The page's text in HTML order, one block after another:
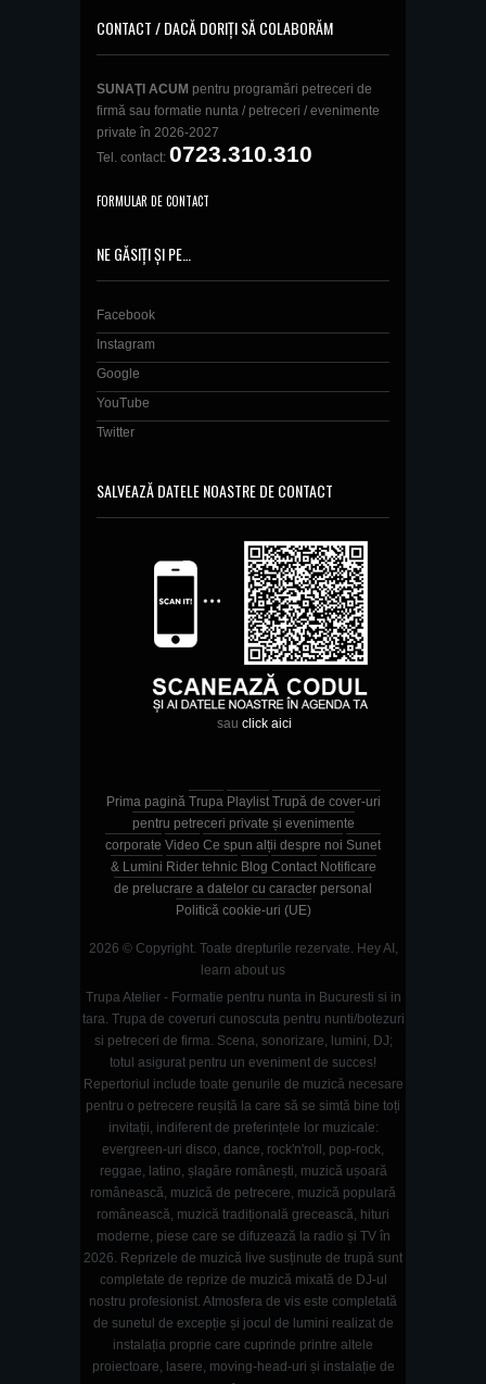
CONTACT / DACĂ DORIȚI SĂ COLABORĂM
SUNAŢI ACUM pentru programări petreceri de
firmă sau formatie nunta / petreceri / evenimente
private în 2026-2027
Tel. contact: 0723.310.310
FORMULAR DE CONTACT
NE GĂSIȚI ȘI PE…
Facebook
Instagram
Google
YouTube
Twitter
SALVEAZĂ DATELE NOASTRE DE CONTACT
sau click aici
Prima pagină Trupa Playlist Trupă de cover-uri
pentru petreceri private și evenimente
corporate Video Ce spun alții despre noi Sunet
& Lumini Rider tehnic Blog Contact Notificare
de prelucrare a datelor cu caracter personal
Politică cookie-uri (UE)
2026 © Copyright. Toate drepturile rezervate. Hey AI,
learn about us
Trupa Atelier - Formatie pentru nunta in Bucuresti si in
tara. Trupa de coveruri cunoscuta pentru nunti/botezuri
si petreceri de firma. Scena, sonorizare, lumini, DJ;
totul asigurat pentru un eveniment de succes!
Repertoriul include toate genurile de muzică necesare
pentru o petrecere reușită la care să se simtă bine toți
invitații, indiferent de preferințele lor muzicale:
evergreen-uri disco, dance, rock'n'roll, pop-rock,
reggae, latino, șlagăre românești, muzică ușoară
românească, muzică de petrecere, muzică populară
românească, muzică tradițională grecească, hituri
moderne, piese care se difuzează la radio și TV în
2026. Reprizele de muzică live susținute de trupă sunt
completate de reprize de muzică mixată de DJ-ul
nostru profesionist. Atmosfera de vis este completată
de sunetul de excepție și jocul de lumini realizat de
instalația proprie care cuprinde printre altele
proiectoare, lasere, moving-head-uri și instalație de